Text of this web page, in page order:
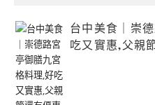
台中美食｜崇
吃又實惠,父親